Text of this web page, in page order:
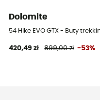
Dolomite
54 Hike EVO GTX - Buty
420,49 zł 899,00 zł -53%